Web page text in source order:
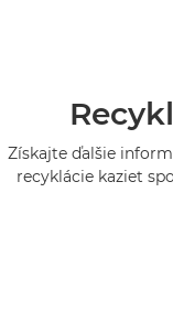
Získajte ďalšie
recyklácie kaziet